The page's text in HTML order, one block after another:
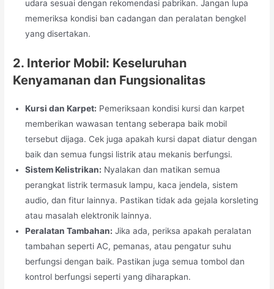
udara sesuai dengan rekomendasi pabrikan. Jangan lupa
memeriksa kondisi ban cadangan dan peralatan bengkel
yang disertakan.
2. Interior Mobil: Keseluruhan
Kenyamanan dan Fungsionalitas
Kursi dan Karpet: Pemeriksaan kondisi kursi dan karpet
memberikan wawasan tentang seberapa baik mobil
tersebut dijaga. Cek juga apakah kursi dapat diatur dengan
baik dan semua fungsi listrik atau mekanis berfungsi.
Sistem Kelistrikan: Nyalakan dan matikan semua
perangkat listrik termasuk lampu, kaca jendela, sistem
audio, dan fitur lainnya. Pastikan tidak ada gejala korsleting
atau masalah elektronik lainnya.
Peralatan Tambahan: Jika ada, periksa apakah peralatan
tambahan seperti AC, pemanas, atau pengatur suhu
berfungsi dengan baik. Pastikan juga semua tombol dan
kontrol berfungsi seperti yang diharapkan.